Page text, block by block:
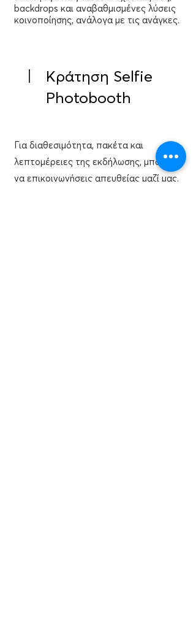
backdrops και αναβαθμισμένες λύσεις
κοινοποίησης, ανάλογα με τις ανάγκες.
Κράτηση Selfie
Photobooth
Για διαθεσιμότητα, πακέτα και
λεπτομέρειες της εκδήλωσης, μπορείς
να επικοινωνήσεις απευθείας μαζί μας.